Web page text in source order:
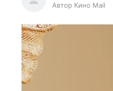
Автор Кино Mail